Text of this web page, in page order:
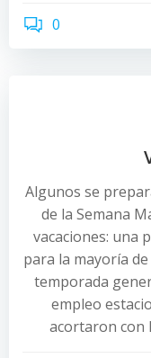
0
Algunos se
de la Semana
vacaciones: una
para la mayoría
temporada
empleo
acortaron con